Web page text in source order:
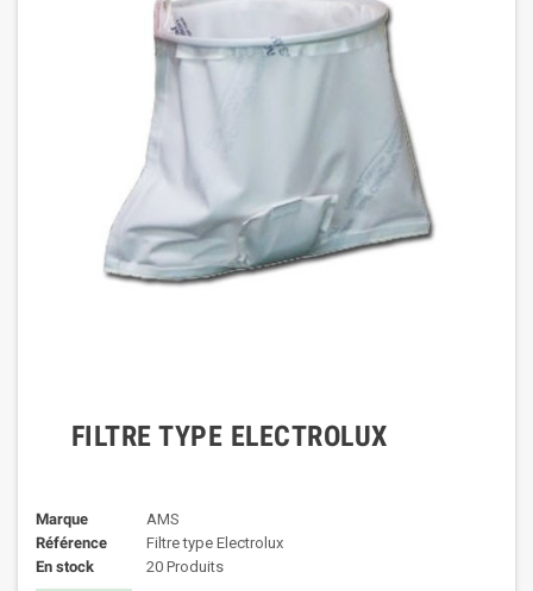
FILTRE TYPE ELECTROLUX
Marque
AMS
Référence
Filtre type Electrolux
En stock
20 Produits